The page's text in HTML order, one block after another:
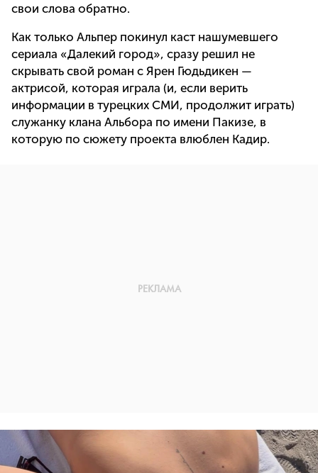
свои слова обратно.
Как только Альпер покинул каст нашумевшего
сериала «Далекий город», сразу решил не
скрывать свой роман с Ярен Гюдьдикен —
актрисой, которая играла (и, если верить
информации в турецких СМИ, продолжит играть)
служанку клана Альбора по имени Пакизе, в
которую по сюжету проекта влюблен Кадир.